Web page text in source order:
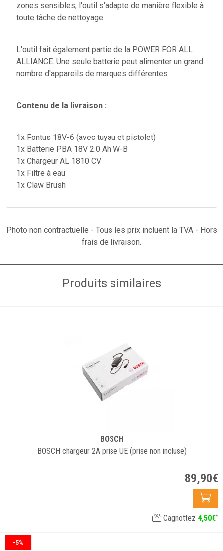
zones sensibles, l'outil s'adapte de manière flexible à
toute tâche de nettoyage
L'outil fait également partie de la POWER FOR ALL
ALLIANCE. Une seule batterie peut alimenter un grand
nombre d'appareils de marques différentes
Contenu de la livraison :
1x Fontus 18V-6 (avec tuyau et pistolet)
1x Batterie PBA 18V 2.0 Ah W-B
1x Chargeur AL 1810 CV
1x Filtre à eau
1x Claw Brush
Photo non contractuelle - Tous les prix incluent la TVA - Hors
frais de livraison.
Produits similaires
BOSCH
BOSCH chargeur 2A prise UE (prise non incluse)
89,90€
Cagnottez 4,50€*
-5%